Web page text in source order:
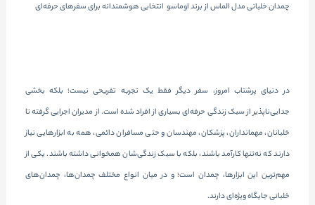
چمدان خلبانی مدل الماس از برند اوماسو انتخابی هوشمندانه برای سفرهای حرفه‌ای
در دنیای پرشتاب امروز، سفر دیگر فقط یک تجربه تفریحی نیست؛ بلکه بخشی
جدایی‌ناپذیر از سبک زندگی حرفه‌ای بسیاری از افراد شده است. از مدیران اجرایی گرفته تا
خلبانان، مهمانداران، پزشکان، مهندسان و حتی مسافران دائمی، همه به ابزارهایی نیاز
دارند که نه‌تنها کارآمد باشند، بلکه با سبک زندگی‌شان همخوانی داشته باشند. یکی از
مهم‌ترین این ابزارها، چمدان است؛ و در میان انواع مختلف چمدان‌ها، چمدان‌های
خلبانی جایگاه ویژه‌ای دارند.